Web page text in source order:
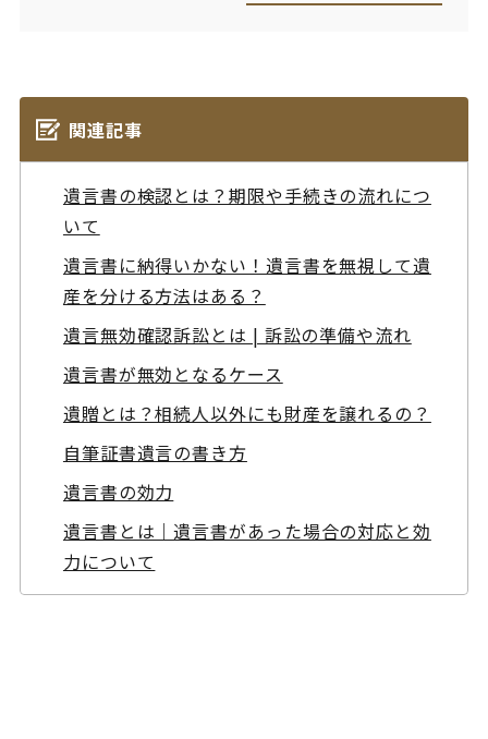
関連記事
遺言書の検認とは？期限や手続きの流れにつ
いて
遺言書に納得いかない！遺言書を無視して遺
産を分ける方法はある？
遺言無効確認訴訟とは | 訴訟の準備や流れ
遺言書が無効となるケース
遺贈とは？相続人以外にも財産を譲れるの？
自筆証書遺言の書き方
遺言書の効力
遺言書とは｜遺言書があった場合の対応と効
力について